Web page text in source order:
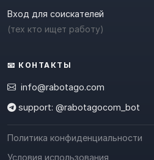
Вход для соискателей
(тех кто ищет работу)
📧 КОНТАКТЫ
info@rabotago.com
support: @rabotagocom_bot
Политика конфиденциальности
Условия использования